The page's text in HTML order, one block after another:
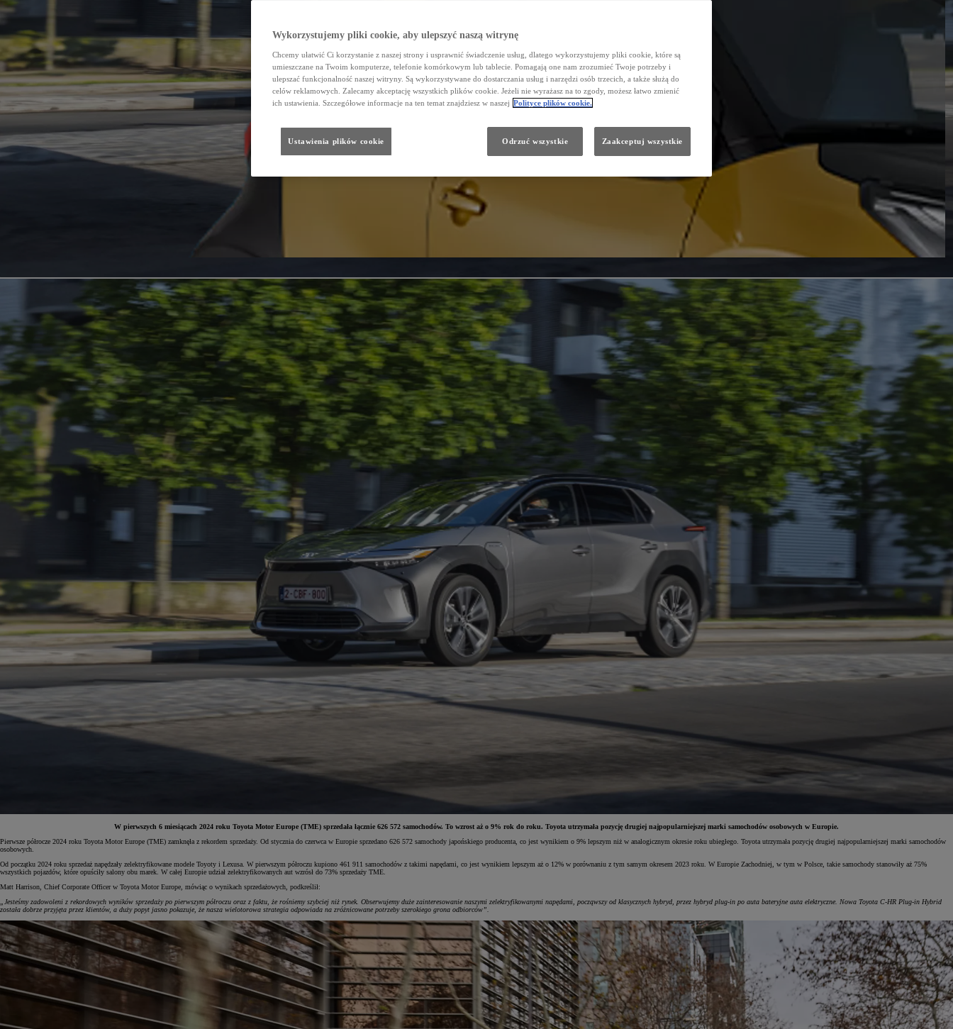
Yaris Cross
HYBRID
W pierwszych 6 miesiącach 2024 roku Toyota Motor Europe (TME) sprzedała łącznie 626 572 samochodów. To wzrost aż o 9% rok do roku. Toyota utrzymała pozycję drugiej najpopularniejszej marki samochodów osobowych w Europie.
Pierwsze półrocze 2024 roku Toyota Motor Europe (TME) zamknęła z rekordem sprzedaży. Od stycznia do czerwca w Europie sprzedano 626 572 samochody japońskiego producenta, co jest wynikiem o 9% lepszym niż w analogicznym okresie roku ubiegłego. Toyota utrzymała pozycję drugiej najpopularniejszej marki samochodów
osobowych.
Od początku 2024 roku sprzedaż napędzały zelektryfikowane modele Toyoty i Lexusa. W pierwszym półroczu kupiono 461 911 samochodów z takimi napędami, co jest wynikiem lepszym aż o 12% w porównaniu z tym samym okresem 2023 roku. W Europie Zachodniej, w tym w Polsce, takie samochody stanowiły aż 75%
wszystkich pojazdów, które opuściły salony obu marek. W całej Europie udział zelektryfikowanych aut wzrósł do 73% sprzedaży TME.
Matt Harrison, Chief Corporate Officer w Toyota Motor Europe, mówiąc o wynikach sprzedażowych, podkreślił:
„Jesteśmy zadowoleni z rekordowych wyników sprzedaży po pierwszym półroczu oraz z faktu, że rośniemy szybciej niż rynek. Obserwujemy duże zainteresowanie naszymi zelektryfikowanymi napędami, począwszy od klasycznych hybryd, przez hybryd plug-in po auta bateryjne auta elektryczne. Nowa Toyota C-HR Plug-in Hybrid
została dobrze przyjęta przez klientów, a duży popyt jasno pokazuje, że nasza wielotorowa strategia odpowiada na zróżnicowane potrzeby szerokiego grona odbiorców”.
Wykorzystujemy pliki cookie, aby ulepszyć naszą witrynę
Chcemy ułatwić Ci korzystanie z naszej strony i usprawnić świadczenie usług, dlatego wykorzystujemy pliki cookie, które są
umieszczane na Twoim komputerze, telefonie komórkowym lub tablecie. Pomagają one nam zrozumieć Twoje potrzeby i
ulepszać funkcjonalność naszej witryny. Są wykorzystywane do dostarczania usług i narzędzi osób trzecich, a także służą do
celów reklamowych. Zalecamy akceptację wszystkich plików cookie. Jeżeli nie wyrażasz na to zgody, możesz łatwo zmienić
ich ustawienia. Szczegółowe informacje na ten temat znajdziesz w naszej Polityce plików cookie.
Odrzuć wszystkie Zaakceptuj wszystkie
Ustawienia plików cookie